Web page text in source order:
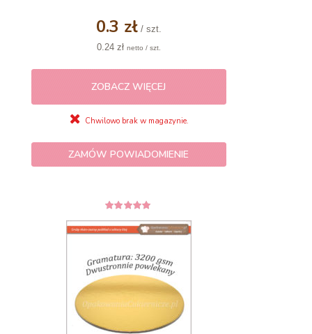
0.3 zł/ szt.
0.24 zł netto / szt.
ZOBACZ WIĘCEJ
Chwilowo brak w magazynie.
ZAMÓW POWIADOMIENIE
4.86z 5